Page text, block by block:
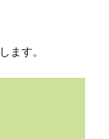
します。